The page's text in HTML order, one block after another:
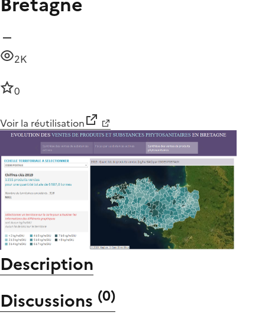
2K
0
Voir la réutilisation
Description
Discussions (0)